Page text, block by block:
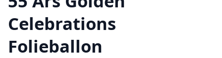
Celebrations
Folieballon